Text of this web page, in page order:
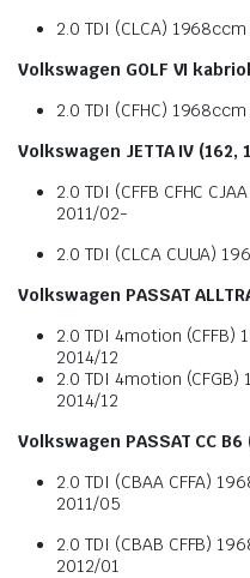
2.0 TDI (CLCA)
Volkswagen GOLF VI
2.0 TDI (CFHC)
Volkswagen JETTA IV (162,
2.0 TDI (CFFB CFHC
2011/02-
2.0 TDI (CLCA CUUA)
Volkswagen PASSAT
2.0 TDI 4motion (CFFB)
2014/12
2.0 TDI 4motion
2014/12
Volkswagen PASSAT CC B6
2.0 TDI (CBAA CFFA)
2011/05
2.0 TDI (CBAB CFFB)
2012/01